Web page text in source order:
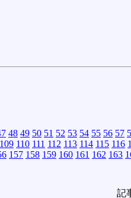
48 49 50 51 52 53 54 55 56 57
109 110 111 112 113 114 115 116
157 158 159 160 161 162 163
記